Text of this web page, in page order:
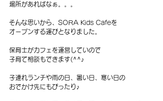
場所があればなぁ。。。
そんな思いから、SORA Kids Cafeを
オープンする運びとなりました。
保育士がカフェを運営していので
子育て相談もできます(^^♪
子連れランチや雨の日、暑い日、寒い日の
おでかけ先にもぴったり♪